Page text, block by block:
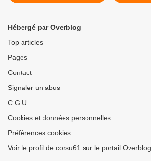
Hébergé par Overblog
Top articles
Pages
Contact
Signaler un abus
C.G.U.
Cookies et données personnelles
Préférences cookies
Voir le profil de corsu61 sur le portail Overblog